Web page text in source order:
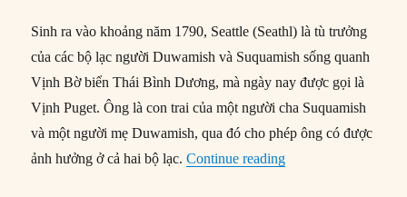
Sinh ra vào khoảng năm 1790, Seattle (Seathl) là tù trưởng
của các bộ lạc người Duwamish và Suquamish sống quanh
Vịnh Bờ biển Thái Bình Dương, mà ngày nay được gọi là
Vịnh Puget. Ông là con trai của một người cha Suquamish
và một người mẹ Duwamish, qua đó cho phép ông có được
ảnh hưởng ở cả hai bộ lạc.Continue reading“07/06/1866: Tù